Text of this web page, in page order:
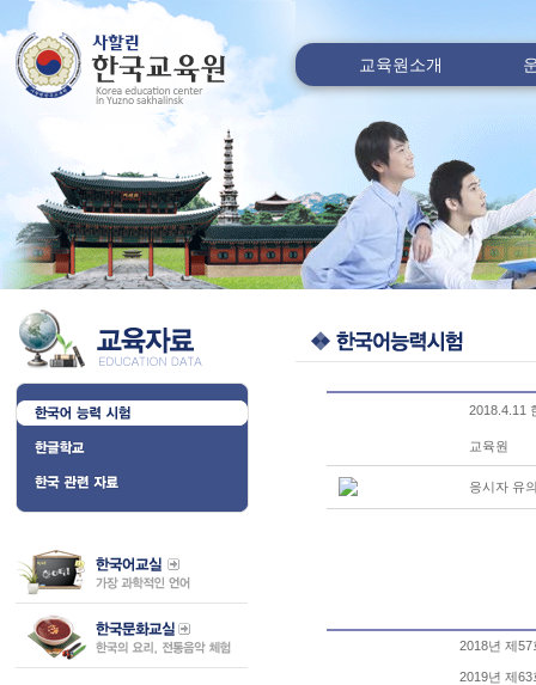
교육원소개
2018.4.11
교육원
응시자 유
2018년 제
2019년 제